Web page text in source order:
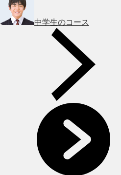
中学生のコース